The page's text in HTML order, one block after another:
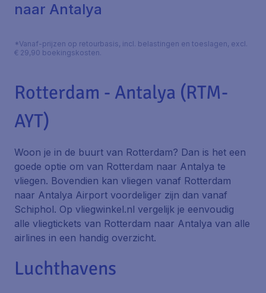
naar Antalya
*Vanaf-prijzen op retourbasis, incl. belastingen en toeslagen, excl.
€ 29,90 boekingskosten.
Rotterdam - Antalya (RTM-
AYT)
Woon je in de buurt van Rotterdam? Dan is het een
goede optie om van Rotterdam naar Antalya te
vliegen. Bovendien kan vliegen vanaf Rotterdam
naar Antalya Airport voordeliger zijn dan vanaf
Schiphol. Op vliegwinkel.nl vergelijk je eenvoudig
alle vliegtickets van Rotterdam naar Antalya van alle
airlines in een handig overzicht.
Luchthavens